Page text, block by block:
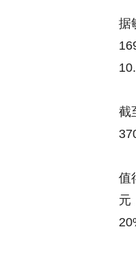
据
截
值
元